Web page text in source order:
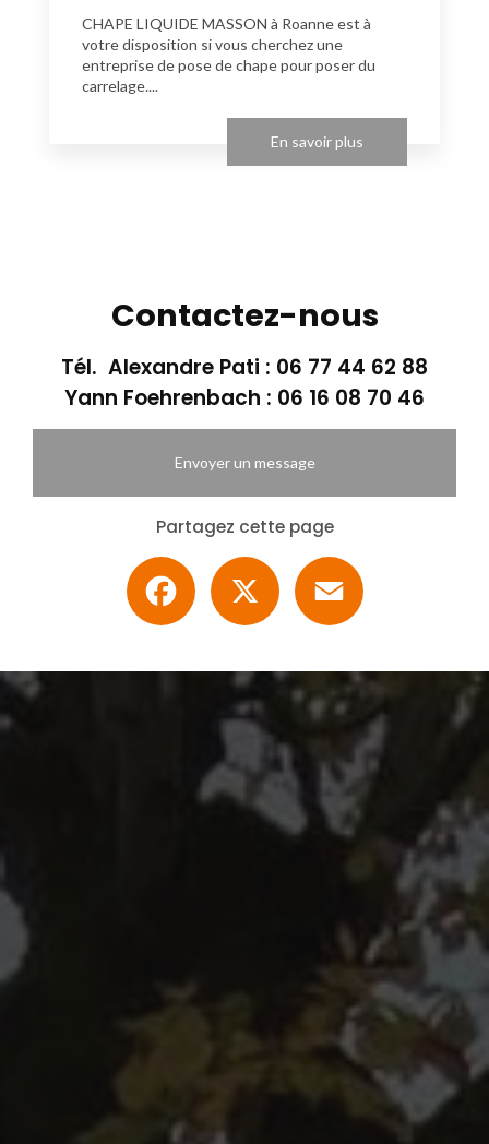
CHAPE LIQUIDE MASSON à Roanne est à
votre disposition si vous cherchez une
entreprise de pose de chape pour poser du
carrelage....
En savoir plus
Contactez-nous
Tél. Alexandre Pati : 06 77 44 62 88
Yann Foehrenbach : 06 16 08 70 46
Envoyer un message
Partagez cette page
Facebook